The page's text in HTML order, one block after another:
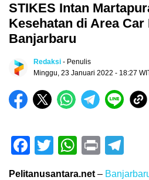
STIKES Intan
Kesehatan di Area
Banjarbaru
Redaksi - Penulis
Minggu, 23 Januari 2022 - 18:27
Facebook
TwitterPrint
Pelitanusantara.net –